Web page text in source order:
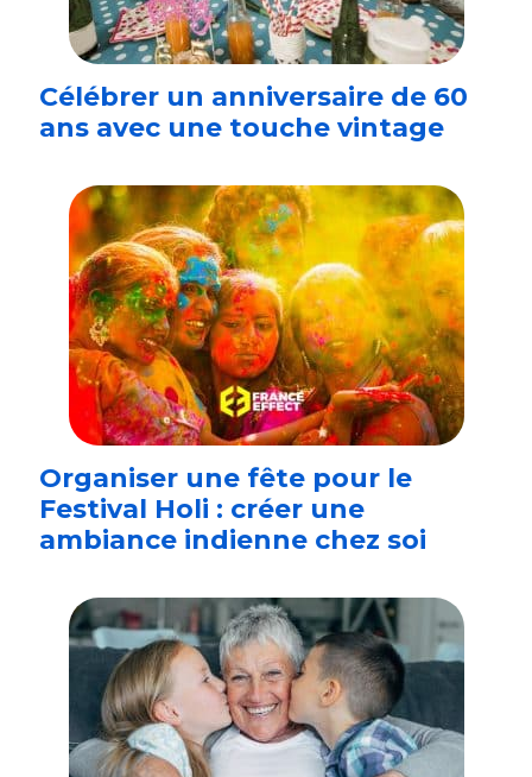
Célébrer un anniversaire de 60
ans avec une touche vintage
Organiser une fête pour le
Festival Holi : créer une
ambiance indienne chez soi